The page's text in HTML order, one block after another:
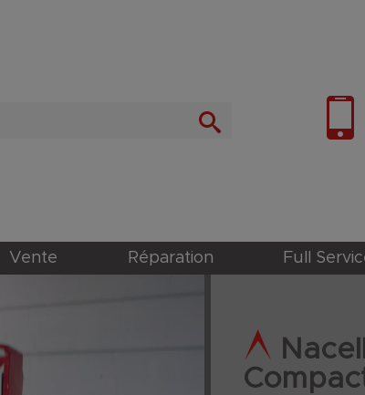
Vente Réparation Full